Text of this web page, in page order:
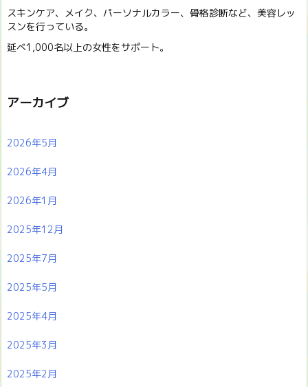
スキンケア、メイク、パーソナルカラー、骨格診断など、美容レッ
スンを行っている。
延べ1,000名以上の女性をサポート。
アーカイブ
2026年5月
2026年4月
2026年1月
2025年12月
2025年7月
2025年5月
2025年4月
2025年3月
2025年2月